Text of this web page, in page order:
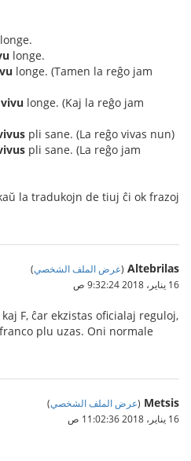
longe.
longe.
longe. (Tamen la reĝo jam
vivu longe. (Kaj la reĝo jam
pli sane. (La reĝo vivas nun)
pli sane. (La reĝo jam
la tradukojn de tiuj ĉi ok frazoj
Altebrilas
(عرض الملف الشخصي)
16 يناير، 2018 9:32:24 ص
F, ĉar ekzistas oficialaj reguloj,
plu uzas. Oni normale
Metsis
(عرض الملف الشخصي)
16 يناير، 2018 11:02:36 ص